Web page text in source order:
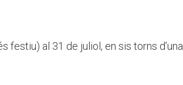
festiu) al 31 de juliol, en sis torns d’una